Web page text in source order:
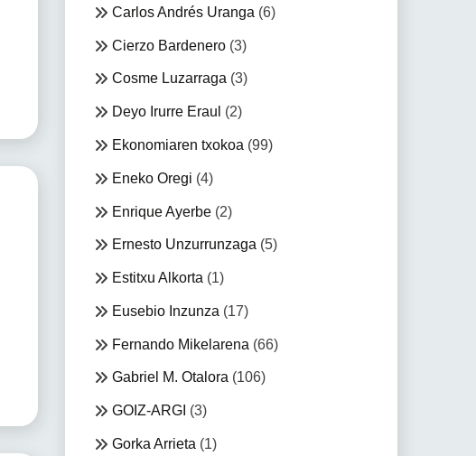
Carlos Andrés Uranga (6)
Cierzo Bardenero(3)
Cosme Luzarraga (3)
Deyo Irurre Eraul (2)
Ekonomiaren txokoa (99)
Eneko Oregi (4)
Enrique Ayerbe(2)
Ernesto Unzurrunzaga (5)
Estitxu Alkorta (1)
Eusebio Inzunza (17)
Fernando Mikelarena (66)
Gabriel M. Otalora(106)
GOIZ-ARGI (3)
Gorka Arrieta (1)